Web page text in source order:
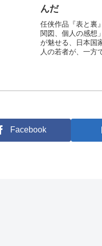
んだ
任侠作品『表と裏
関図、個人の感想
が魅せる、日本国
人の若者が、一方
Facebook